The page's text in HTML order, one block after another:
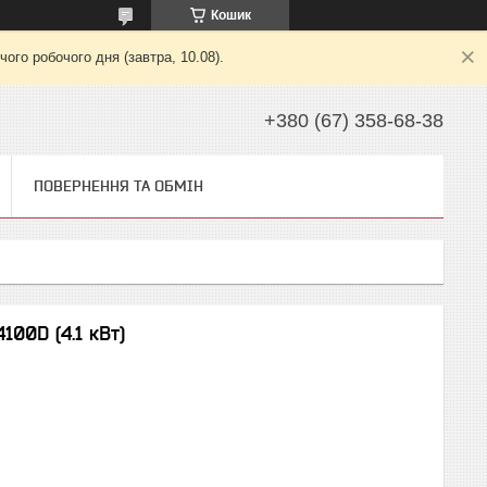
Кошик
робочого дня (завтра, 10.08).
+380 (67) 358-68-38
ПОВЕРНЕННЯ ТА ОБМІН
(4.1 кВт)